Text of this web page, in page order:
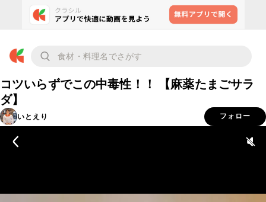
コツいらずでこの中毒性！！ 【麻薬たまごサラ
ダ】
いとえり フォロー